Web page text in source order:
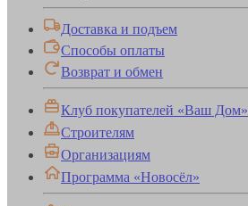
Доставка и подъем
Способы оплаты
Возврат и обмен
Клуб покупателей «Ваш Дом»
Строителям
Организациям
Программа «Новосёл»